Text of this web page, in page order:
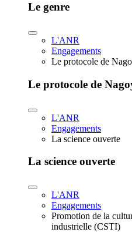
Le genre
L'ANR
Engagements
Le protocole de
Le protocole de
L'ANR
Engagements
La science ouverte
La science ouverte
L'ANR
Engagements
Promotion de la
industrielle (CSTI)